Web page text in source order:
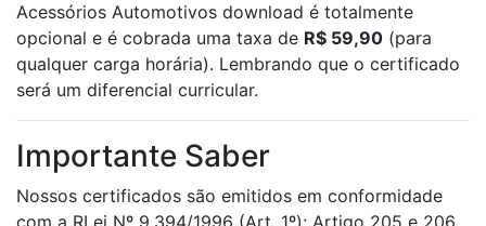
Acessórios Automotivos download é totalmente
opcional e é cobrada uma taxa de R$ 59,90 (para
qualquer carga horária). Lembrando que o certificado
será um diferencial curricular.
Importante Saber
Nossos certificados são emitidos em conformidade